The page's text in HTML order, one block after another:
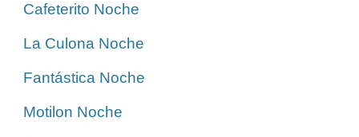
Cafeterito Noche
La Culona Noche
Fantástica Noche
Motilon Noche